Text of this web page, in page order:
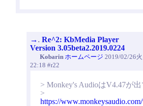
→ . Re^2: KbMedia Player
Version 3.05beta2.2019.0224
Kobarin ホームページ 2019/02/26火
22:18 #r22
> Monkey's AudioはV4.47が出
>
https://